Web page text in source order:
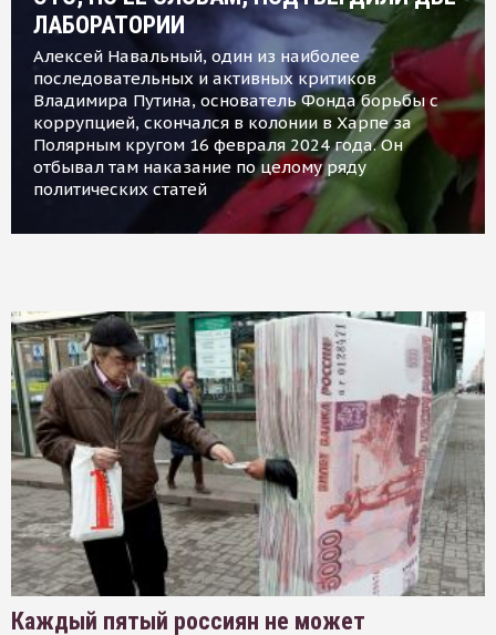
ЛАБОРАТОРИИ
Алексей Навальный, один из наиболее
последовательных и активных критиков
Владимира Путина, основатель Фонда борьбы с
коррупцией, скончался в колонии в Харпе за
Полярным кругом 16 февраля 2024 года. Он
отбывал там наказание по целому ряду
политических статей
Каждый пятый россиян не может